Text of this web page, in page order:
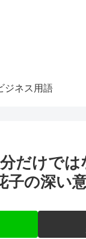
ジネス用語
だけで
の深い